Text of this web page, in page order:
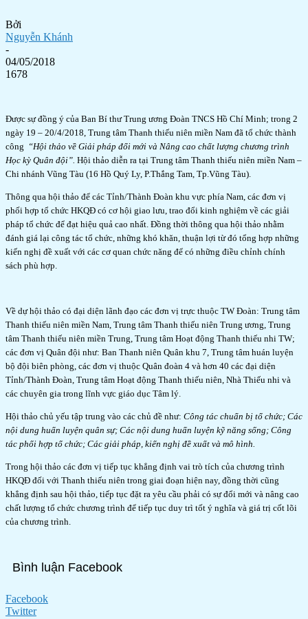
Bởi
Nguyễn Khánh
-
04/05/2018
1678
Được sự đồng ý của Ban Bí thư Trung ương Đoàn TNCS Hồ Chí Minh; trong 2
ngày 19 – 20/4/2018, Trung tâm Thanh thiếu niên miền Nam đã tổ chức thành
công “Hội thảo về Giải pháp đổi mới và Nâng cao chất lượng chương trình
Học kỳ Quân đội”. Hội thảo diễn ra tại Trung tâm Thanh thiếu niên miền Nam –
Chi nhánh Vũng Tàu (16 Hồ Quý Ly, P.Thắng Tam, Tp.Vũng Tàu).
Thông qua hội thảo để các Tỉnh/Thành Đoàn khu vực phía Nam, các đơn vị
phối hợp tổ chức HKQĐ có cơ hội giao lưu, trao đổi kinh nghiệm về các giải
pháp tổ chức để đạt hiệu quả cao nhất. Đồng thời thông qua hội thảo nhằm
đánh giá lại công tác tổ chức, những khó khăn, thuận lợi từ đó tổng hợp những
kiến nghị đề xuất với các cơ quan chức năng để có những điều chỉnh chính
sách phù hợp.
Về dự hội thảo có đại diện lãnh đạo các đơn vị trực thuộc TW Đoàn: Trung tâm
Thanh thiếu niên miền Nam, Trung tâm Thanh thiếu niên Trung ương, Trung
tâm Thanh thiếu niên miền Trung, Trung tâm Hoạt động Thanh thiếu nhi TW;
các đơn vị Quân đội như: Ban Thanh niên Quân khu 7, Trung tâm huán luyện
bộ đội biên phòng, các đơn vị thuộc Quân đoàn 4 và hơn 40 các đại diện
Tỉnh/Thành Đoàn, Trung tâm Hoạt động Thanh thiếu niên, Nhà Thiếu nhi và
các chuyên gia trong lĩnh vực giáo dục Tâm lý.
Hội thảo chủ yếu tập trung vào các chủ đề như: Công tác chuẩn bị tổ chức; Các
nội dung huấn luyện quân sự; Các nội dung huấn luyện kỹ năng sống; Công
tác phối hợp tổ chức; Các giải pháp, kiến nghị đề xuất và mô hình.
Trong hội thảo các đơn vị tiếp tục khẳng định vai trò tích của chương trình
HKQĐ đối với Thanh thiếu niên trong giai đoạn hiện nay, đồng thời cũng
khẳng định sau hội thảo, tiếp tục đặt ra yêu cầu phải có sự đổi mới và nâng cao
chất lượng tổ chức chương trình để tiếp tục duy trì tốt ý nghĩa và giá trị cốt lõi
của chương trình.
Bình luận Facebook
Facebook
Twitter